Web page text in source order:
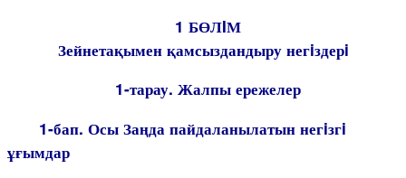
1 БӨЛIМ
Зейнетақымен қамсыздандыру негiздерi
1-тарау. Жалпы ережелер
1-бап. Осы Заңда пайдаланылатын негiзгi
ұғымдар